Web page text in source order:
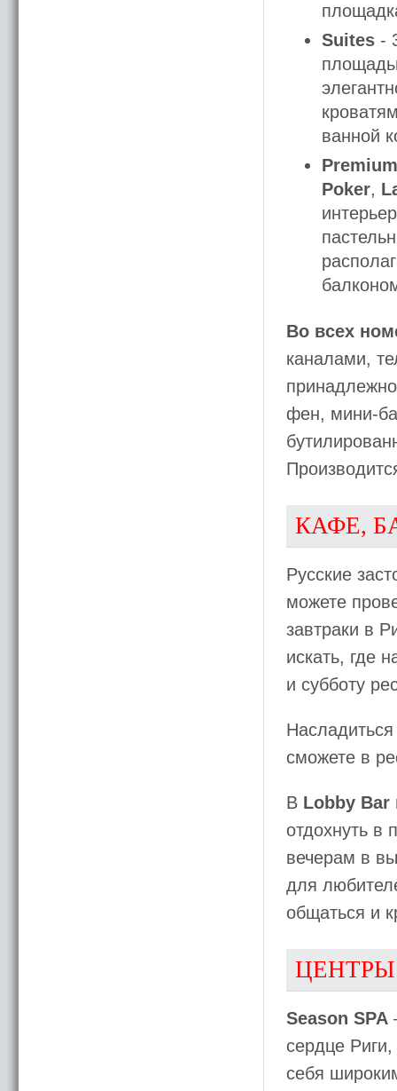
Suites -
ванной
Poker,
Во всех
каналами,
фен, мини-
КАФЕ,
Русские
можете
завтраки в
искать, где
и субботу
сможете в
В Lobby Bar
отдохнуть в
вечерам в
для
общаться и
Season SPA
сердце
себя